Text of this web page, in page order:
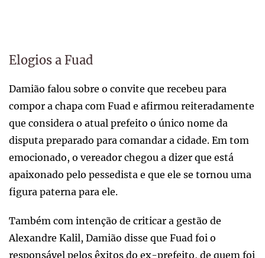
Elogios a Fuad
Damião falou sobre o convite que recebeu para
compor a chapa com Fuad e afirmou reiteradamente
que considera o atual prefeito o único nome da
disputa preparado para comandar a cidade. Em tom
emocionado, o vereador chegou a dizer que está
apaixonado pelo pessedista e que ele se tornou uma
figura paterna para ele.
Também com intenção de criticar a gestão de
Alexandre Kalil, Damião disse que Fuad foi o
responsável pelos êxitos do ex-prefeito, de quem foi